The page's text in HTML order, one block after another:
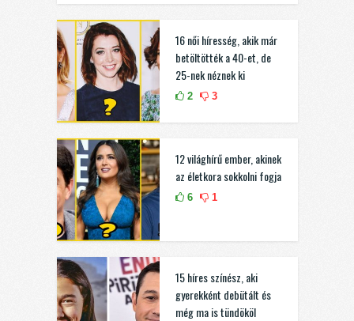
16 női híresség, akik már
betöltötték a 40-et, de
25-nek néznek ki
2 3
12 világhírű ember, akinek
az életkora sokkolni fogja
6 1
15 híres színész, aki
gyerekként debütált és
még ma is tündököl